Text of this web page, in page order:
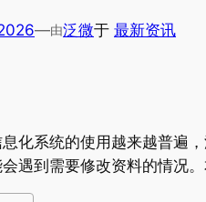
—由泛微于 最新资讯
化系统的使用越来越普遍
遇到需要修改资料的情况